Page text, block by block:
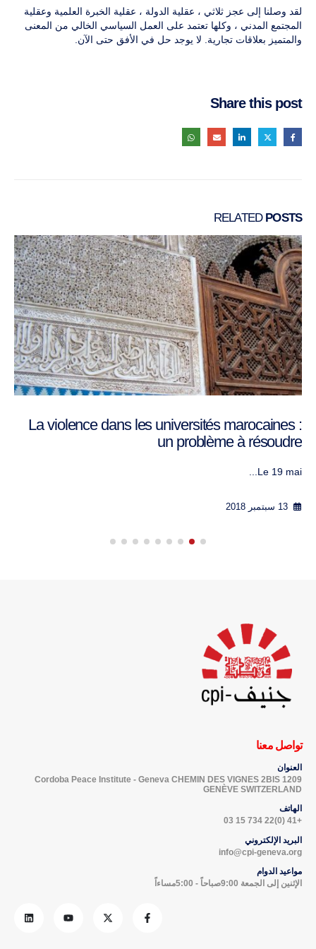
لقد وصلنا إلى عجز ثلاثي ، عقلية الدولة ، عقلية الخبرة العلمية وعقلية
المجتمع المدني ، وكلها تعتمد على العمل السياسي الخالي من المعنى
والمتميز بعلاقات تجارية. لا يوجد حل في الأفق حتى الآن.
Share this post
RELATED POSTS
La violence dans les universités marocaines :
un problème à résoudre
Le 19 mai...
تواصل معنا
العنوان
Cordoba Peace Institute - Geneva CHEMIN DES VIGNES 2BIS 1209
GENÈVE SWITZERLAND
الهاتف
+41 (0)22 734 15 03
البريد الإلكتروني
info@cpi-geneva.org
مواعيد الدوام
الإثنين إلى الجمعة 9:00صباحاً - 5:00مساءاً